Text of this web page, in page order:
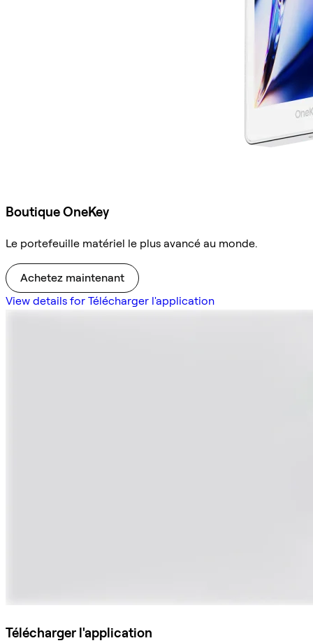
Boutique OneKey
Le portefeuille matériel le plus avancé au monde.
Achetez maintenant
View details for Télécharger l'application
Télécharger l'application